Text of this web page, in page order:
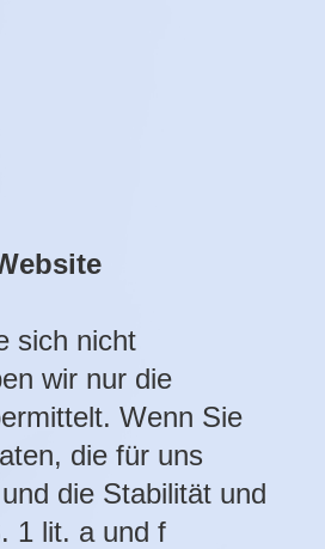
sich nicht
wir nur die
Wenn Sie
die für uns
die Stabilität und
1 lit. a und f